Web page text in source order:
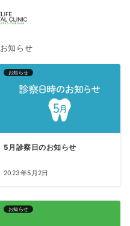
お知らせ
お知らせ
5月診察日のお知らせ
2023年5月2日
お知らせ